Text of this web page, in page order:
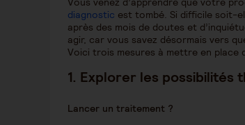
diagnostic est tombé. Si difficile soit-
après des mois de doutes et
agir, car vous savez désormais vers
Voici trois mesures à mettre en place
1. Explorer les possibilités
Lancer un traitement ?